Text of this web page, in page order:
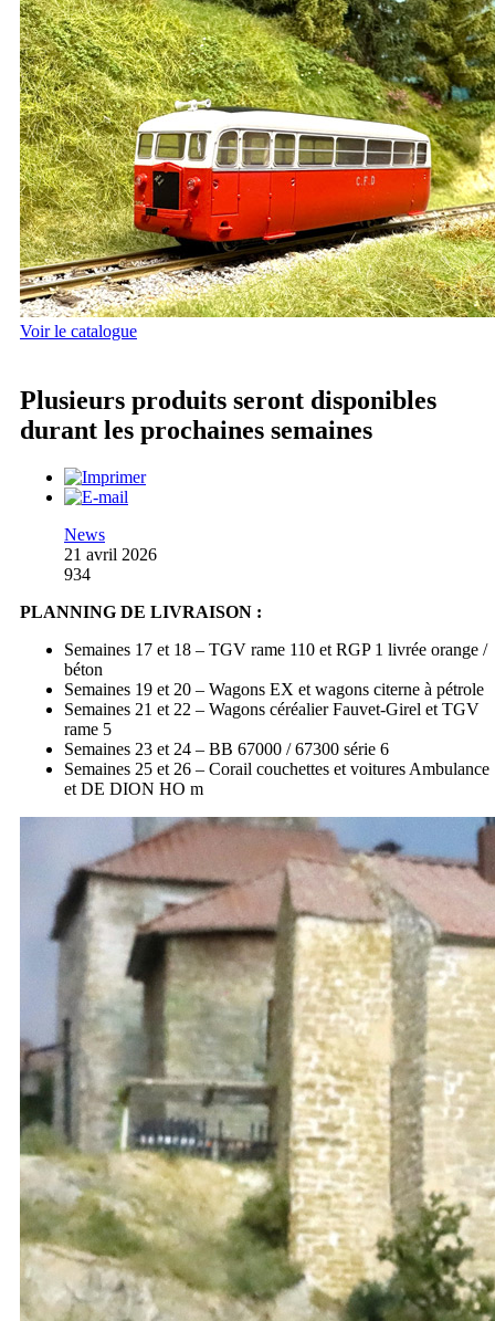
Voir le catalogue
Plusieurs produits seront disponibles
durant les prochaines semaines
News
21 avril 2026
934
PLANNING DE LIVRAISON :
Semaines 17 et 18 – TGV rame 110 et RGP 1 livrée orange /
béton
Semaines 19 et 20 – Wagons EX et wagons citerne à pétrole
Semaines 21 et 22 – Wagons céréalier Fauvet-Girel et TGV
rame 5
Semaines 23 et 24 – BB 67000 / 67300 série 6
Semaines 25 et 26 – Corail couchettes et voitures Ambulance
et DE DION HO m